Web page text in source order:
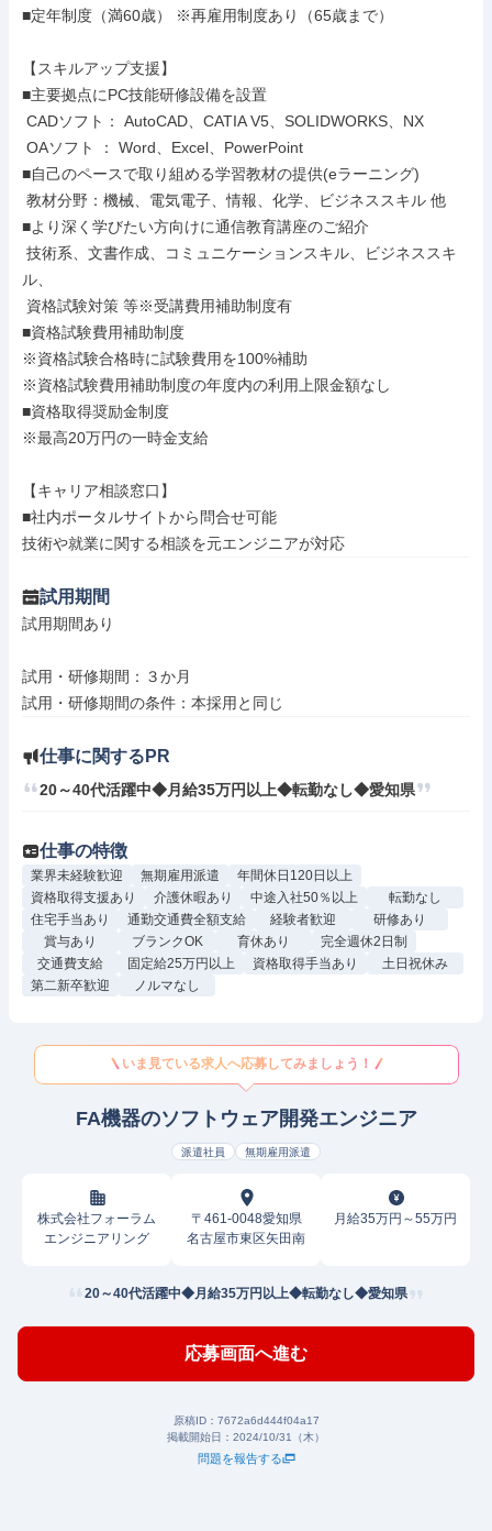
■定年制度（満60歳） ※再雇用制度あり（65歳まで）
【スキルアップ支援】
■主要拠点にPC技能研修設備を設置
■自己のペースで取り組める学習教材の提供(eラーニング)
■より深く学びたい方向けに通信教育講座のご紹介
ル、
■資格試験費用補助制度
※資格試験合格時に試験費用を100%補助
※資格試験費用補助制度の年度内の利用上限金額なし
■資格取得奨励金制度
※最高20万円の一時金支給
【キャリア相談窓口】
■社内ポータルサイトから問合せ可能
技術や就業に関する相談を元エンジニアが対応
試用期間
試用期間あり
試用・研修期間：３か月
仕事に関するPR
20～40代活躍中◆月給35万円以上◆転勤なし◆愛知県
仕事の特徴
業界未経験歓迎 無期雇用派遣
年間休日120日以上
資格取得支援あり
介護休暇あり 中途入社50％以上
転勤なし
住宅手当あり
通勤交通費全額支給 経験者歓迎
研修あり
賞与あり
ブランクOK 育休あり
完全週休2日制
交通費支給
固定給25万円以上 資格取得手当あり
土日祝休み
第二新卒歓迎
ノルマなし
いま見ている求人へ応募してみましょう！
FA機器のソフトウェア開発エンジニア
派遣社員 無期雇用派遣
株式会社フォーラム
エンジニアリング
〒461-0048愛知県
名古屋市東区矢田南
月給35万円～55万円
20～40代活躍中◆月給35万円以上◆転勤なし◆愛知県
応募画面へ進む
原稿ID： 7672a6d444f04a17
掲載開始日： 2024/10/31（木）
問題を報告する